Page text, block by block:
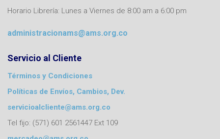
Horario Librería: Lunes a Viernes de 8:00 am a 6:00 pm
administracionams@ams.org.co
Servicio al Cliente
Términos y Condiciones
Políticas de Envíos, Cambios, Dev.
servicioalcliente@ams.org.co
Tel fijo: (571) 601 2561447 Ext 109